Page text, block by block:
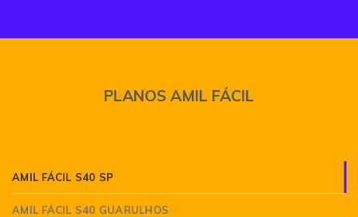
PLANOS AMIL FÁCIL
AMIL FÁCIL S40 SP
AMIL FÁCIL S40 GUARULHOS